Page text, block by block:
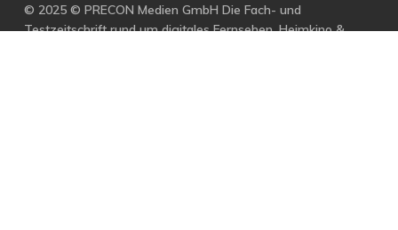
© 2025 © PRECON Medien GmbH Die Fach- und
Testzeitschrift rund um digitales Fernsehen, Heimkino &